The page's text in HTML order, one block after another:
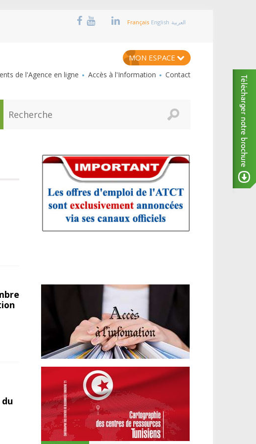
Français English العربية
MON ESPACE
de l'Agence en ligne Accès à l'Information Contact
e